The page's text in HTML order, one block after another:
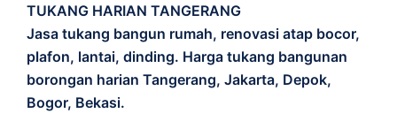
TUKANG HARIAN TANGERANG
Jasa tukang bangun rumah, renovasi atap bocor,
plafon, lantai, dinding. Harga tukang bangunan
borongan harian Tangerang, Jakarta, Depok,
Bogor, Bekasi.